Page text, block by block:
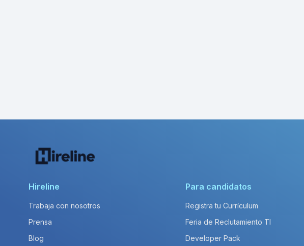
Hireline
Trabaja con nosotros
Prensa
Blog
Para candidatos
Registra tu Currículum
Feria de Reclutamiento TI
Developer Pack